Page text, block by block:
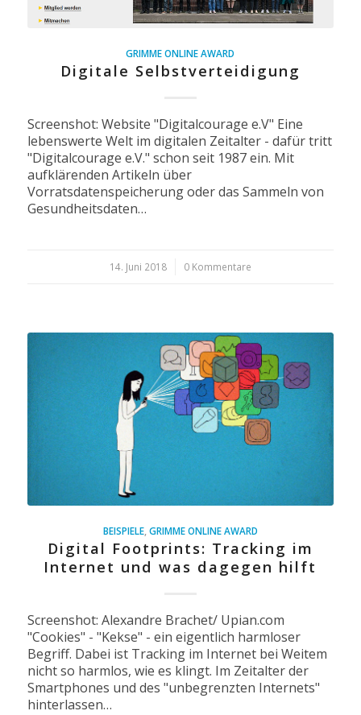
GRIMME ONLINE AWARD
Digitale Selbstverteidigung
Screenshot: Website "Digitalcourage e.V" Eine
lebenswerte Welt im digitalen Zeitalter - dafür tritt
"Digitalcourage e.V." schon seit 1987 ein. Mit
aufklärenden Artikeln über
Vorratsdatenspeicherung oder das Sammeln von
Gesundheitsdaten…
14. Juni 2018 0 Kommentare
BEISPIELE, GRIMME ONLINE AWARD
Digital Footprints: Tracking im
Internet und was dagegen hilft
Screenshot: Alexandre Brachet/ Upian.com
"Cookies" - "Kekse" - ein eigentlich harmloser
Begriff. Dabei ist Tracking im Internet bei Weitem
nicht so harmlos, wie es klingt. Im Zeitalter der
Smartphones und des "unbegrenzten Internets"
hinterlassen…